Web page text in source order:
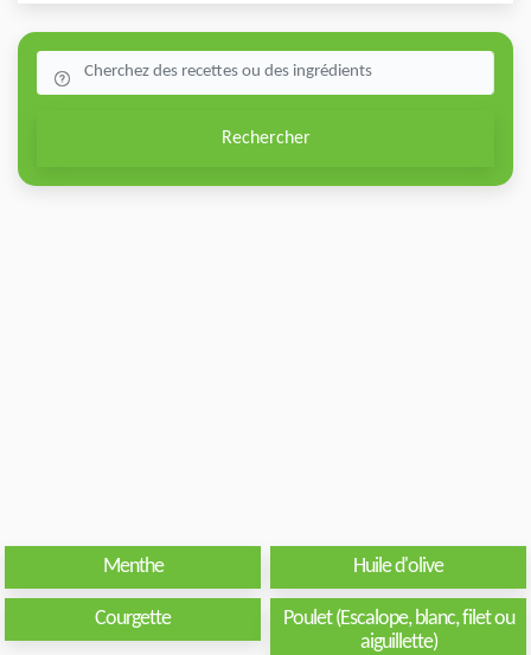
Rechercher
Menthe Huile d'olive
Courgette
Poulet (Escalope, blanc, filet ou
aiguillette)